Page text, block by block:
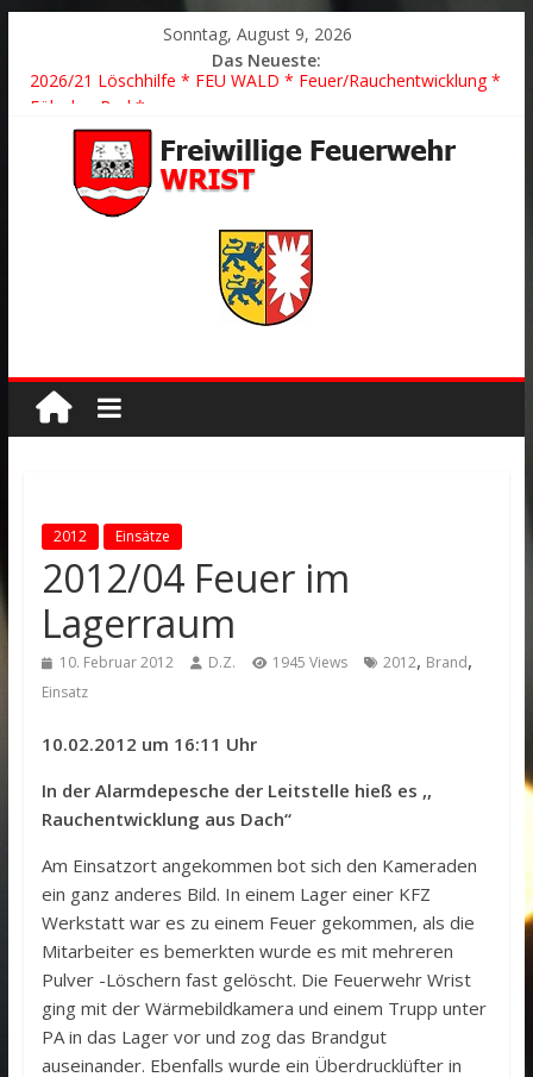
Sonntag, August 9, 2026
Das Neueste:
2026/21 Löschhilfe * FEU WALD * Feuer/Rauchentwicklung *
2026/24 * TH G Y * PKW überschlagen *
2026/23 TH K Y * Person in festsitzendem Aufzug *
2026/22 TH Y * VU * 1 Person klemmt * Hingstheide
Der schönste Einsatz des Jahres 2026
2012 Einsätze
2012/04 Feuer im
Lagerraum
10. Februar 2012 D.Z. 1945 Views 2012, Brand,
Einsatz
10.02.2012 um 16:11 Uhr
In der Alarmdepesche der Leitstelle hieß es ,,
Rauchentwicklung aus Dach“
Am Einsatzort angekommen bot sich den Kameraden
ein ganz anderes Bild. In einem Lager einer KFZ
Werkstatt war es zu einem Feuer gekommen, als die
Mitarbeiter es bemerkten wurde es mit mehreren
Pulver -Löschern fast gelöscht. Die Feuerwehr Wrist
ging mit der Wärmebildkamera und einem Trupp unter
PA in das Lager vor und zog das Brandgut
auseinander. Ebenfalls wurde ein Überdrucklüfter in